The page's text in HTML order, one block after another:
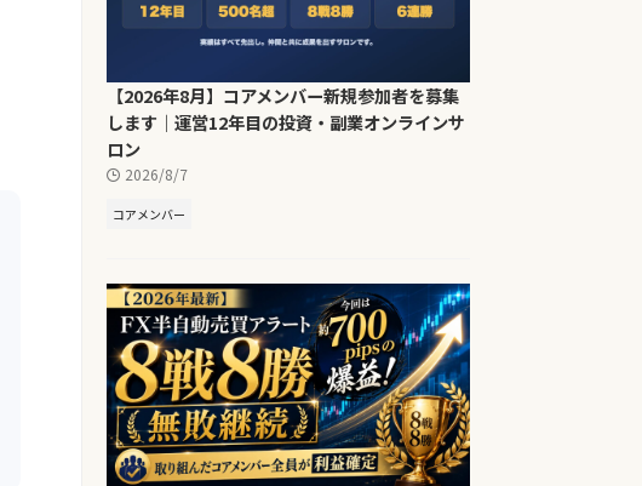
【2026年8月】コアメンバー新規参加者を募集
します｜運営12年目の投資・副業オンラインサ
ロン
2026/8/7
コアメンバー